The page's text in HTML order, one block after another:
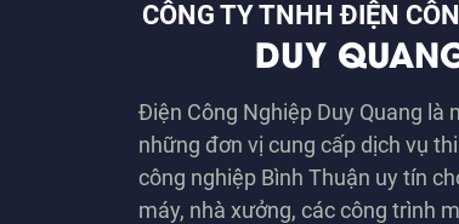
CÔNG TY TNHH ĐIỆN
DUY
Điện Công Nghiệp Duy Quang là
những đơn vị cung cấp dịch vụ
công nghiệp Bình Thuận uy tín
máy, nhà xưởng, các công trình